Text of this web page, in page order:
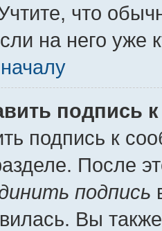
что
на него уже
подпись
подпись к
После
подпись
Вы